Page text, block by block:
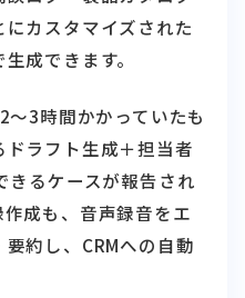
カスタマイズされた
成できます。
3時間かかっていたも
ラフト生成＋担当者
きるケースが報告され
成も、音声録音をエ
約し、CRMへの自動